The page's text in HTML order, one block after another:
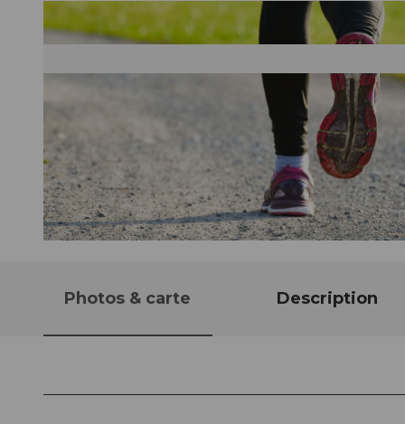
Photos & carte Description